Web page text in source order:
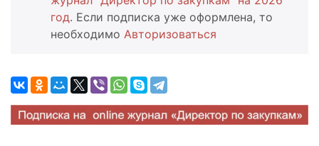
год. Если подписка уже оформлена, то
необходимо Авторизоваться